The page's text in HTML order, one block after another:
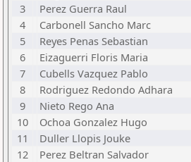
3
Perez Guerra Raul
4
Carbonell Sancho Marc
5
Reyes Penas Sebastian
6
Eizaguerri Floris Maria
7
Cubells Vazquez Pablo
8
Rodriguez Redondo Adhara
9
Nieto Rego Ana
10
Ochoa Gonzalez Hugo
11
Duller Llopis Jouke
12
Perez Beltran Salvador